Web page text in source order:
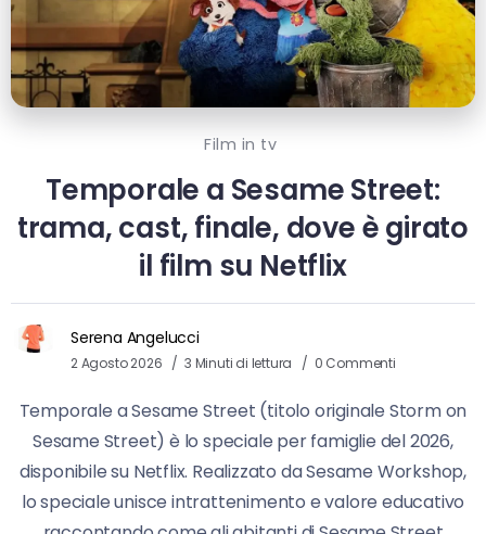
Film in tv
Temporale a Sesame Street:
trama, cast, finale, dove è girato
il film su Netflix
Serena Angelucci
2 Agosto 2026 3 Minuti di lettura 0 Commenti
Temporale a Sesame Street (titolo originale Storm on
Sesame Street) è lo speciale per famiglie del 2026,
disponibile su Netflix. Realizzato da Sesame Workshop,
lo speciale unisce intrattenimento e valore educativo